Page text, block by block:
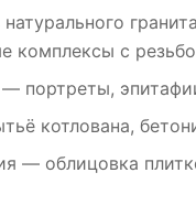
натурального
комплексы с
— портреты,
котлована,
— облицовка